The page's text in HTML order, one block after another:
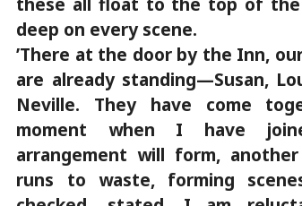
deep on every scene.
’There at the door by the Inn,
are already standing—Susan,
Neville. They have come
moment when I have
arrangement will form,
runs to waste, forming